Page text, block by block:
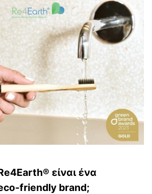
4Earth® είναι ένα
-friendly brand;